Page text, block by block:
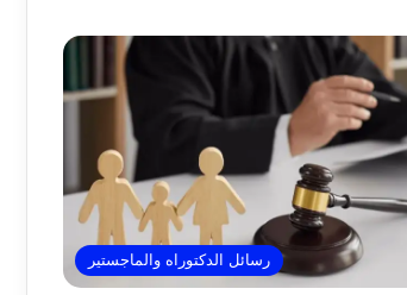
رسائل الدكتوراه والماجستير